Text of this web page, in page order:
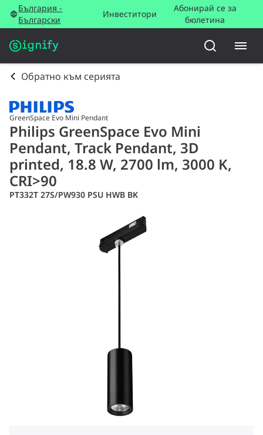
България -
Български
Инвеститори
Абонирай се за
бюлетина
Обратно към серията
GreenSpace Evo Mini Pendant
Philips GreenSpace Evo Mini
Pendant, Track Pendant, 3D
printed, 18.8 W, 2700 lm, 3000 K,
CRI>90
PT332T 27S/PW930 PSU HWB BK